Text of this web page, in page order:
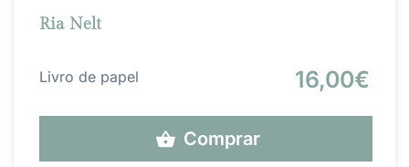
Ria Nelt
Livro de papel
Comprar
16,00€